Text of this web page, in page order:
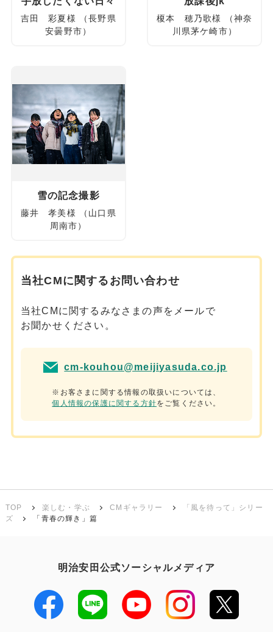
吉田 彩夏様 （長野県
安曇野市）
榎本 穂乃歌様 （神奈
川県茅ケ崎市）
雪の記念撮影
藤井 孝美様 （山口県
周南市）
当社CMに関するお問い合わせ
当社CMに関するみなさまの声をメールで
お聞かせください。
cm-kouhou@meijiyasuda.co.jp
※お客さまに関する情報の取扱いについては、
個人情報の保護に関する方針をご覧ください。
TOP 楽しむ・学ぶ CMギャラリー
「風を待って」シリー
ズ
「青春の輝き」篇
明治安田公式ソーシャルメディア